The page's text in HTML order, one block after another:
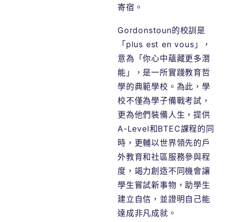
寄宿。
Gordonstoun的校訓是
「plus est en vous」，
意為「你心中蘊藏更多潛
能」，是一所實踐教育哲
學的典範學校。為此，學
校不僅為學子備戰考試，
更為他們裝備人生，提供
A-Level和BTEC課程的同
時，更輔以世界領先的戶
外教育和社區服務參與程
度，竭力創造不同機會讓
學生嘗試新事物，助學生
建立自信，並證明自己能
達成非凡成就。